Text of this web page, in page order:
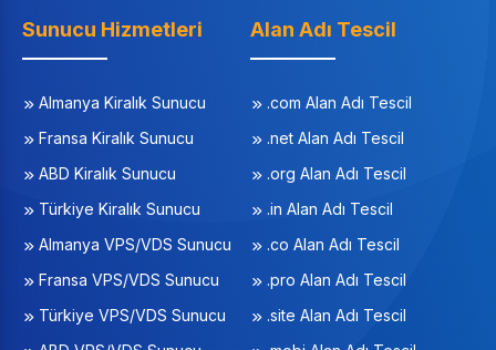
Sunucu Hizmetleri
Almanya Kiralık Sunucu
Fransa Kiralık Sunucu
ABD Kiralık Sunucu
Türkiye Kiralık Sunucu
Almanya VPS/VDS Sunucu
Fransa VPS/VDS Sunucu
Türkiye VPS/VDS Sunucu
Alan Adı Tescil
.com Alan Adı Tescil
.net Alan Adı Tescil
.org Alan Adı Tescil
.in Alan Adı Tescil
.co Alan Adı Tescil
.pro Alan Adı Tescil
.site Alan Adı Tescil